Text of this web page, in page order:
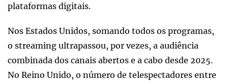
plataformas digitais.
Nos Estados Unidos, somando todos os programas,
o streaming ultrapassou, por vezes, a audiência
combinada dos canais abertos e a cabo desde 2025.
No Reino Unido, o número de telespectadores entre